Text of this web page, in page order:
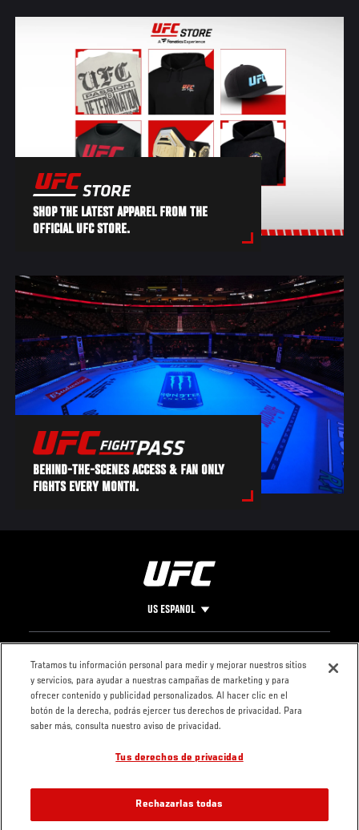
SHOP THE LATEST APPAREL FROM THE
OFFICIAL UFC STORE.
BEHIND-THE-SCENES ACCESS & FAN ONLY
FIGHTS EVERY MONTH.
US ESPANOL
Pie
de
Página
CONTACTO
LEGAL
Condiciones
Política de
privacidad
Tratamos tu información personal para medir y mejorar nuestros sitios
y servicios, para ayudar a nuestras campañas de marketing y para
ofrecer contenido y publicidad personalizados. Al hacer clic en el
botón de la derecha, podrás ejercer tus derechos de privacidad. Para
saber más, consulta nuestro aviso de privacidad.
Tus derechos de privacidad
Rechazarlas todas